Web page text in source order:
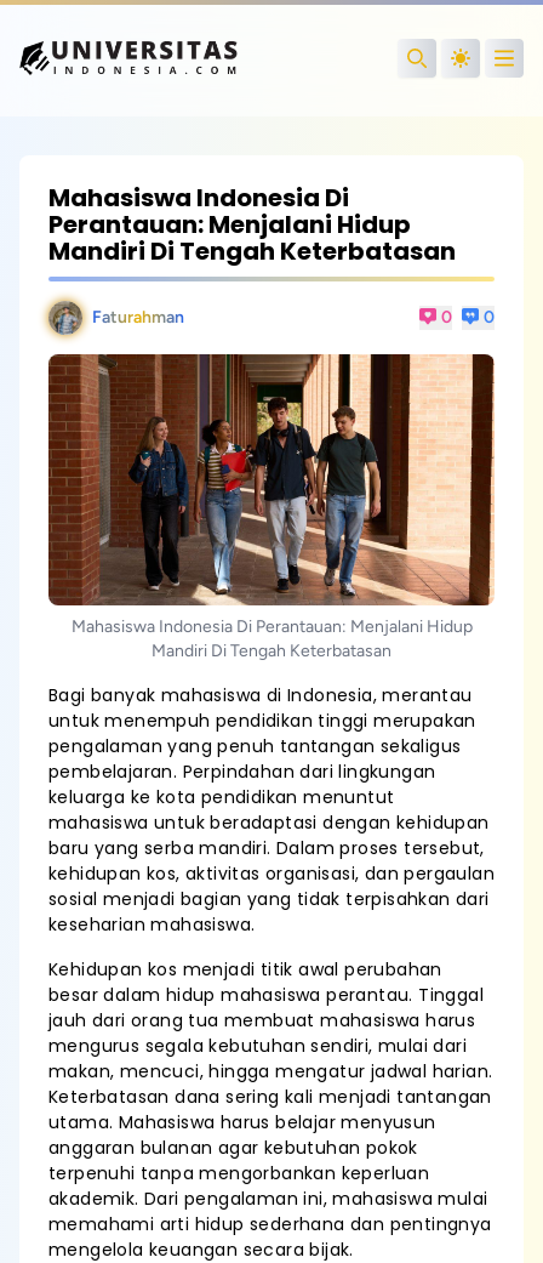
Search
Mahasiswa Indonesia Di
Perantauan: Menjalani Hidup
Mandiri Di Tengah Keterbatasan
Faturahman 0 0
Mahasiswa Indonesia Di Perantauan: Menjalani Hidup
Mandiri Di Tengah Keterbatasan
Bagi banyak mahasiswa di Indonesia, merantau
untuk menempuh pendidikan tinggi merupakan
pengalaman yang penuh tantangan sekaligus
pembelajaran. Perpindahan dari lingkungan
keluarga ke kota pendidikan menuntut
mahasiswa untuk beradaptasi dengan kehidupan
baru yang serba mandiri. Dalam proses tersebut,
kehidupan kos, aktivitas organisasi, dan pergaulan
sosial menjadi bagian yang tidak terpisahkan dari
keseharian mahasiswa.
Kehidupan kos menjadi titik awal perubahan
besar dalam hidup mahasiswa perantau. Tinggal
jauh dari orang tua membuat mahasiswa harus
mengurus segala kebutuhan sendiri, mulai dari
makan, mencuci, hingga mengatur jadwal harian.
Keterbatasan dana sering kali menjadi tantangan
utama. Mahasiswa harus belajar menyusun
anggaran bulanan agar kebutuhan pokok
terpenuhi tanpa mengorbankan keperluan
akademik. Dari pengalaman ini, mahasiswa mulai
memahami arti hidup sederhana dan pentingnya
mengelola keuangan secara bijak.